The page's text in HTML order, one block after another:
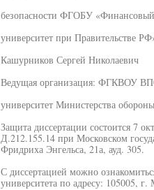
безопасности ФГОБУ «Финансовый
университет при Правительстве
Кашурников Сергей Николаевич
Ведущая организация: ФГКВОУ
университет Министерства
Защита диссертации состоится 7
Д.212.155.14 при Московском
Фридриха Энгельса, 21а, ауд. 305.
С диссертацией можно
университета по адресу: 105005, г.